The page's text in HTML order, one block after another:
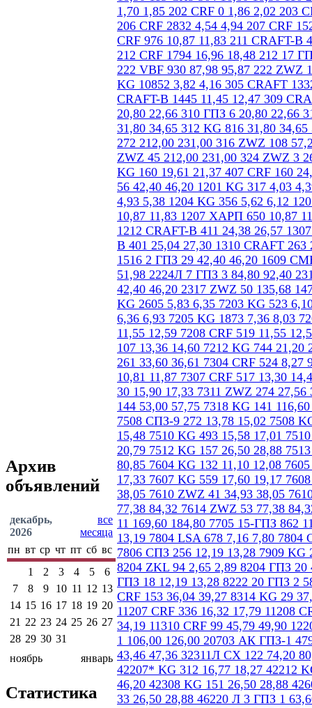
Архив
объявлений
декабрь,
2026
все
месяца
пн вт ср чт пт сб вс
1
2 3 4 5
6
7
8 9 10 11 12 13
14 15 16 17 18 19 20
21 22 23 24 25 26 27
28 29 30 31
ноябрь
январь
Статистика